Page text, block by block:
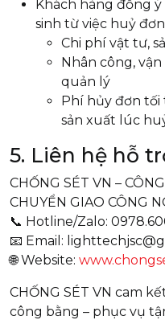
Khách hàng đồng
sinh từ việc huỷ
Chi phí vật tư,
Nhân công,
quản lý
Phí hủy đơn
sản xuất lúc
5. Liên hệ hỗ
CHỐNG SÉT VN –
CHUYỂN GIAO CÔNG
📞 Hotline/Zalo:
📧 Email:
🌐 Website:
CHỐNG SÉT VN cam
công bằng – phục vụ